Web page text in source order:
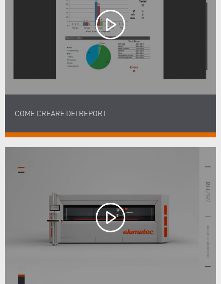
COME CREARE DEI REPORT